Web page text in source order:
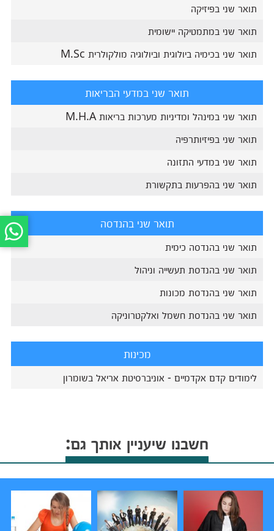
תואר שני בפיזיקה
תואר שני במתמטיקה יישומית
תואר שני בכימיה ביולוגית וביולוגיה מולקולרית M.Sc
תואר שני במדעי הבריאות
תואר שני במינהל ומדיניות מערכות בריאות M.H.A
תואר שני בפיזיותרפיה
תואר שני במדעי התזונה
תואר שני בהפרעות בתקשורת
תואר שני בהנדסה
תואר שני בהנדסה כימית
תואר שני בהנדסת תעשייה וניהול
תואר שני בהנדסת מכונות
תואר שני בהנדסת חשמל ואלקטרוניקה
מכינות
לימודים קדם אקדמיים - אוניברסיטת אריאל בשומרון
חשבנו שיעניין אותך גם: